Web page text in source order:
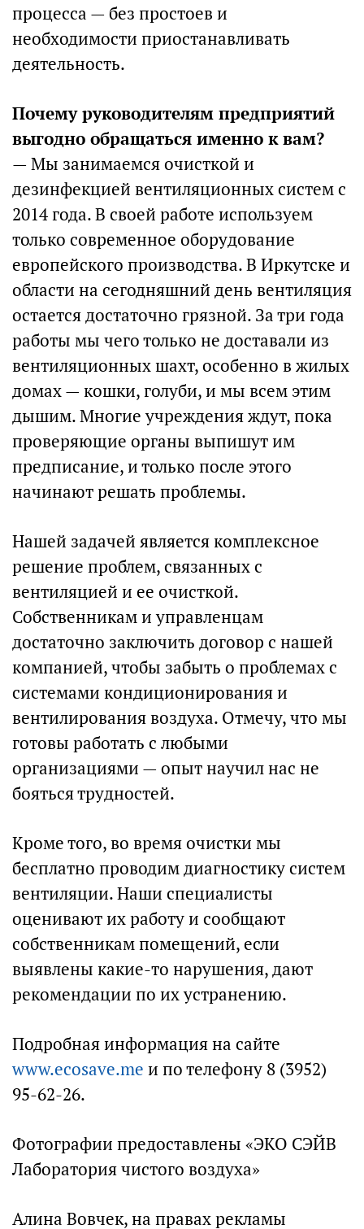
процесса — без простоев и
необходимости приостанавливать
деятельность.
Почему руководителям предприятий
выгодно обращаться именно к вам?
— Мы занимаемся очисткой и
дезинфекцией вентиляционных систем с
2014 года. В своей работе используем
только современное оборудование
европейского производства. В Иркутске и
области на сегодняшний день вентиляция
остается достаточно грязной. За три года
работы мы чего только не доставали из
вентиляционных шахт, особенно в жилых
домах — кошки, голуби, и мы всем этим
дышим. Многие учреждения ждут, пока
проверяющие органы выпишут им
предписание, и только после этого
начинают решать проблемы.
Нашей задачей является комплексное
решение проблем, связанных с
вентиляцией и ее очисткой.
Собственникам и управленцам
достаточно заключить договор с нашей
компанией, чтобы забыть о проблемах с
системами кондиционирования и
вентилирования воздуха. Отмечу, что мы
готовы работать с любыми
организациями — опыт научил нас не
бояться трудностей.
Кроме того, во время очистки мы
бесплатно проводим диагностику систем
вентиляции. Наши специалисты
оценивают их работу и сообщают
собственникам помещений, если
выявлены какие-то нарушения, дают
рекомендации по их устранению.
Подробная информация на сайте
www.ecosave.me и по телефону 8 (3952)
95-62-26.
Фотографии предоставлены «ЭКО СЭЙВ
Лаборатория чистого воздуха»
Алина Вовчек, на правах рекламы